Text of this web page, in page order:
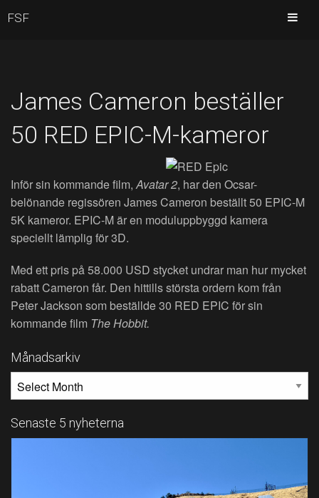
James Cameron beställer
50 RED EPIC-M-kameror
Inför sin kommande film,Avatar 2, har den Ocsar-
belönande regissören James Cameron beställt 50 EPIC-M
5K kameror. EPIC-M är en moduluppbyggd kamera
speciellt lämplig för 3D.
Med ett pris på 58.000 USD stycket undrar man hur mycket
rabatt Cameron får. Den hittills största ordern kom från
Peter Jackson som beställde 30 RED EPIC för sin
kommande film The Hobbit.
Månadsarkiv
Senaste 5 nyheterna
FSF